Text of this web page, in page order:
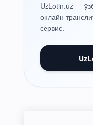
UzLotin.uz —
онлайн
сервис.